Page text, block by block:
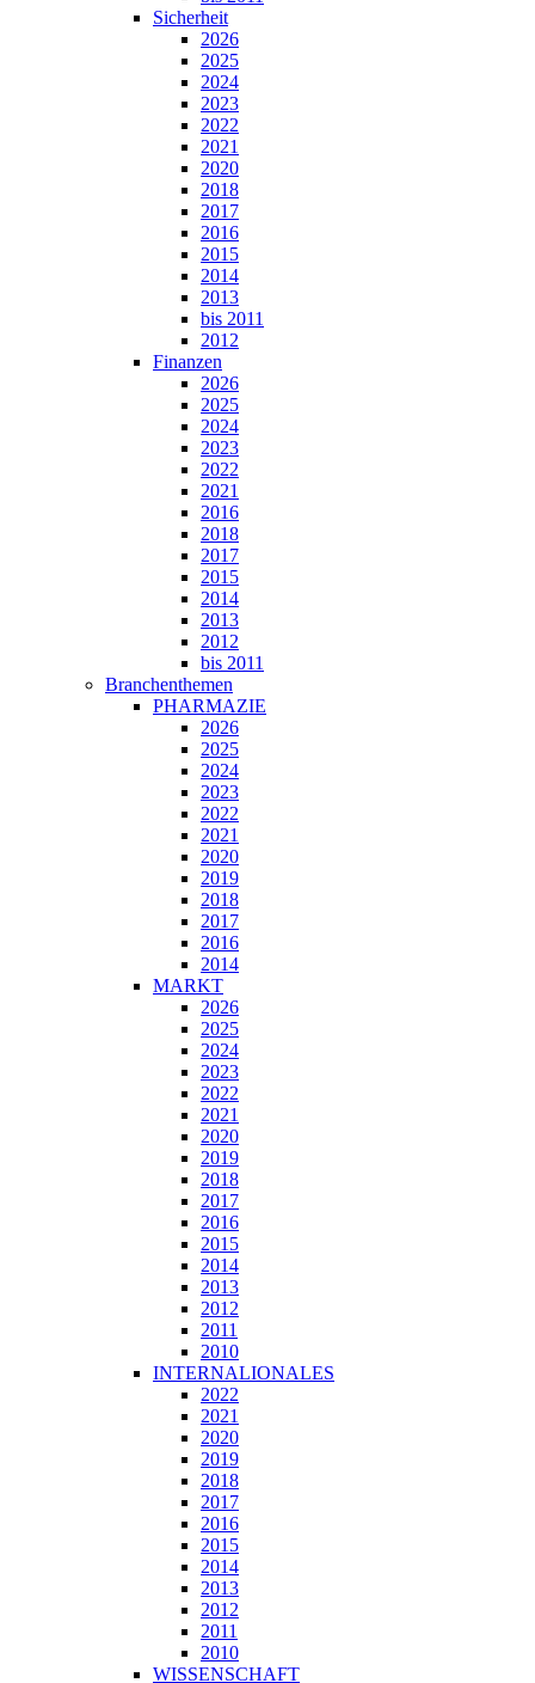
Sicherheit
2026
2025
2024
2023
2022
2021
2020
2018
2017
2016
2015
2014
2013
bis 2011
2012
Finanzen
2026
2025
2024
2023
2022
2021
2016
2018
2017
2015
2014
2013
2012
bis 2011
Branchenthemen
PHARMAZIE
2026
2025
2024
2023
2022
2021
2020
2019
2018
2017
2016
2014
MARKT
2026
2025
2024
2023
2022
2021
2020
2019
2018
2017
2016
2015
2014
2013
2012
2011
2010
INTERNALIONALES
2022
2021
2020
2019
2018
2017
2016
2015
2014
2013
2012
2011
2010
WISSENSCHAFT